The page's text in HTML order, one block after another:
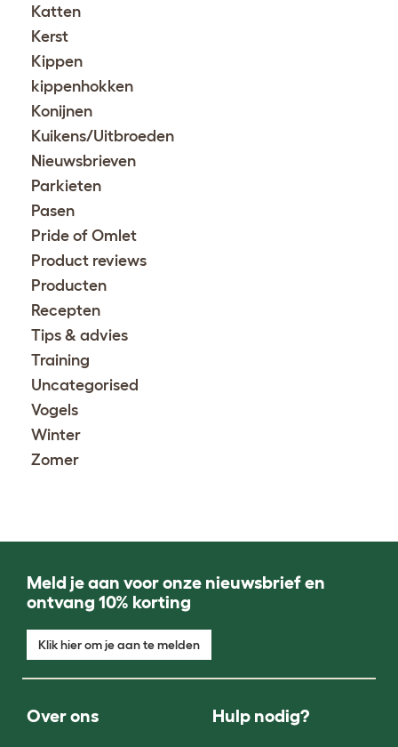
Katten
Kerst
Kippen
kippenhokken
Konijnen
Kuikens/Uitbroeden
Nieuwsbrieven
Parkieten
Pasen
Pride of Omlet
Product reviews
Producten
Recepten
Tips & advies
Training
Uncategorised
Vogels
Winter
Zomer
Meld je aan voor onze nieuwsbrief en
ontvang 10% korting
Klik hier om je aan te melden
Over ons Hulp nodig?